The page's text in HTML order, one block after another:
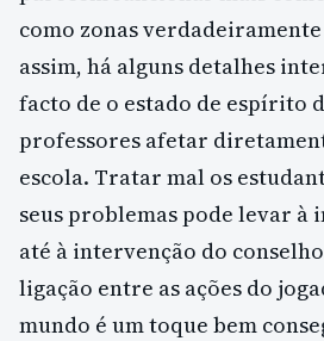
como zonas
assim, há alguns detalhes
facto de o estado de espírito
professores afetar
escola. Tratar mal os
seus problemas pode levar à
até à intervenção do
ligação entre as ações do
mundo é um toque bem